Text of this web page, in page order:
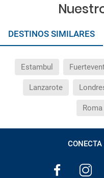
DESTINOS SIMILARES
Estambul
Lanzarote
Roma
CONECTA